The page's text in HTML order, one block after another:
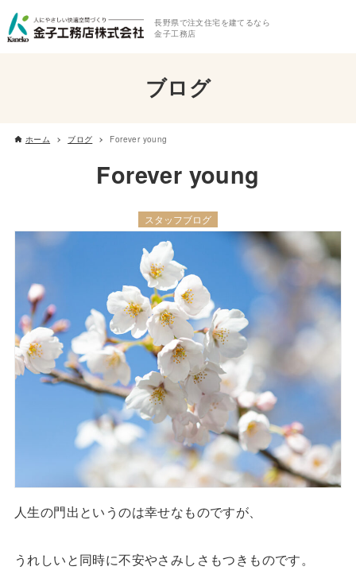
長野県で注文住宅を建てるなら
金子工務店
ブログ
ホーム ブログ Forever young
Forever young
スタッフブログ
人生の門出というのは幸せなものですが、
うれしいと同時に不安やさみしさもつきものです。